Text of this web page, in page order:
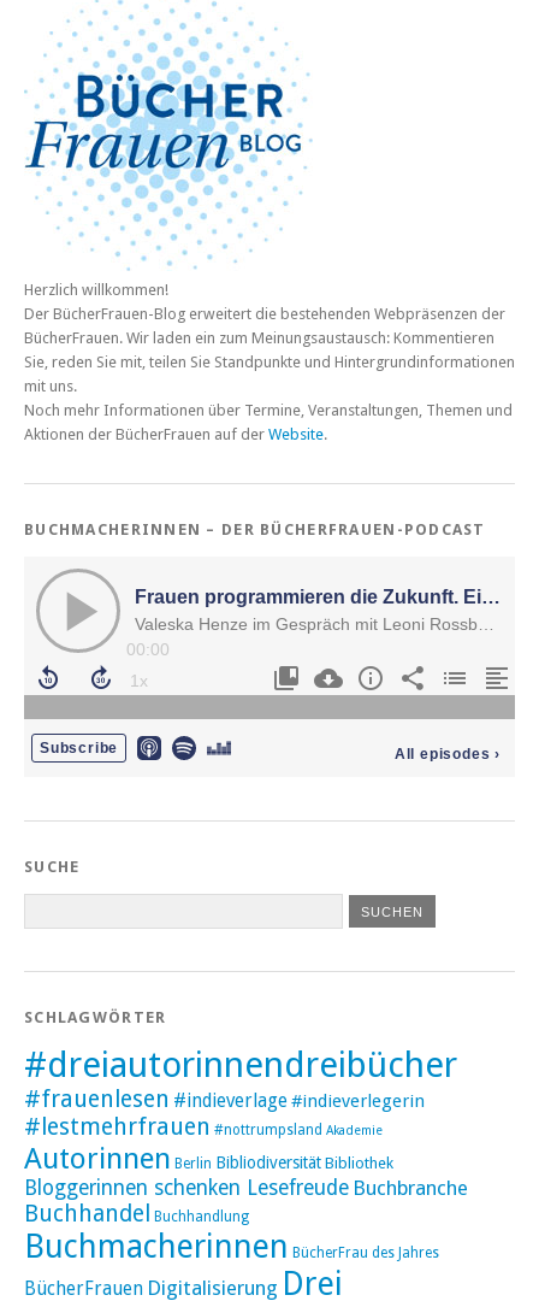
Herzlich willkommen!
Der BücherFrauen-Blog erweitert die bestehenden Webpräsenzen der
BücherFrauen. Wir laden ein zum Meinungsaustausch: Kommentieren
Sie, reden Sie mit, teilen Sie Standpunkte und Hintergrundinformationen
mit uns.
Noch mehr Informationen über Termine, Veranstaltungen, Themen und
Aktionen der BücherFrauen auf der Website.
BUCHMACHERINNEN – DER BÜCHERFRAUEN-PODCAST
SUCHE
SCHLAGWÖRTER
#dreiautorinnendreibücher
#frauenlesen #indieverlage#indieverlegerin
#lestmehrfrauen #nottrumpsland Akademie
Autorinnen Berlin Bibliodiversität Bibliothek
Bloggerinnen schenken Lesefreude Buchbranche
Buchhandel Buchhandlung
Buchmacherinnen BücherFrau des Jahres
BücherFrauen Digitalisierung Drei